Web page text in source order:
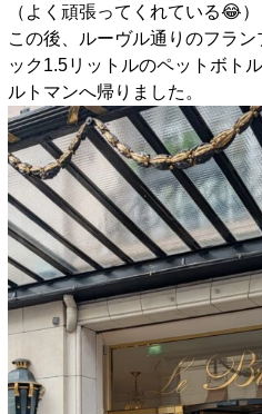
（よく頑張ってくれている😂）
この後、ルーヴル通りのフラ
ック1.5リットルのペットボト
ルトマンへ帰りました。